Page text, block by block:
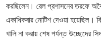
করছিলেন। রেল প্রশাসনের তরফে
একাধিকবার নোটিশ দেওয়া হয়েছিল।
খালি না করায় শেষ পর্যন্ত উচ্ছেদের